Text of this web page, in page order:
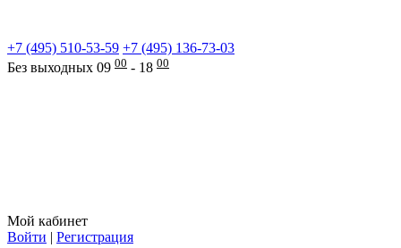
+7 (495) 510-53-59 +7 (495) 136-73-03
Без выходных 09 00 - 18 00
Мой кабинет
Войти | Регистрация